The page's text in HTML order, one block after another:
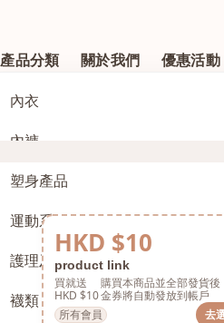
產品分類
內衣
內褲
塑身產品
運動系列
護理及配件
襪類
關於我們 優惠活動
HKD $10
product link
買就送
HKD $10
購買本商品並全部發貨後
金券將自動發放到帳戶
所有會員
去